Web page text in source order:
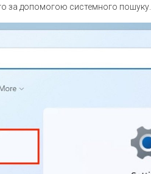
за допомогою системного пошуку.